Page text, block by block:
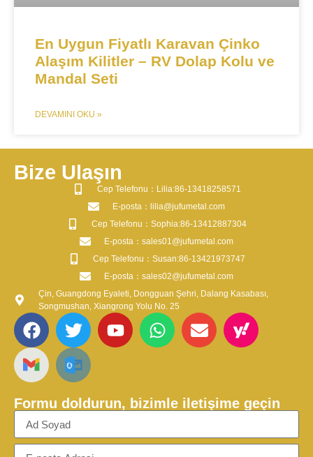
En Uygun Fiyatlı Karavan Çinko
Alaşım Kilitler – RV Dolap Kolu ve
Mandal Seti
DEVAMINI OKU »
Bize Ulaşın
​Cep Telefonu：Lilia:86-13418258571
​E-posta​：lilia@jufumetal.com
​Cep Telefonu：Sophia:86-13412887304
​E-posta​：sales01@jufumetal.com
​Cep Telefonu：Susan:86-13421973747
​E-posta​：sales02@jufumetal.com
Çin, Guangdong Eyaleti, Dongguan Şehri, Dalang Kasabası,
Songmushan, Xiangrong Yolu No. 25
Formu doldurun, bizimle iletişime geçin